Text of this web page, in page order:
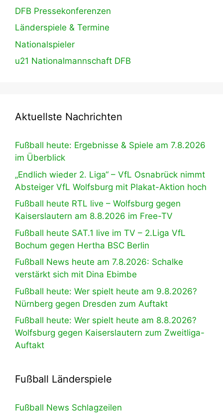
DFB Pressekonferenzen
Länderspiele & Termine
Nationalspieler
u21 Nationalmannschaft DFB
Aktuellste Nachrichten
Fußball heute: Ergebnisse & Spiele am 7.8.2026
im Überblick
„Endlich wieder 2. Liga“ – VfL Osnabrück nimmt
Absteiger VfL Wolfsburg mit Plakat-Aktion hoch
Fußball heute RTL live – Wolfsburg gegen
Kaiserslautern am 8.8.2026 im Free-TV
Fußball heute SAT.1 live im TV – 2.Liga VfL
Bochum gegen Hertha BSC Berlin
Fußball News heute am 7.8.2026: Schalke
verstärkt sich mit Dina Ebimbe
Fußball heute: Wer spielt heute am 9.8.2026?
Nürnberg gegen Dresden zum Auftakt
Fußball heute: Wer spielt heute am 8.8.2026?
Wolfsburg gegen Kaiserslautern zum Zweitliga-
Auftakt
Fußball Länderspiele
Fußball News Schlagzeilen